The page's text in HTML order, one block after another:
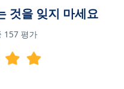
것을 잊지 마세요
157 평가